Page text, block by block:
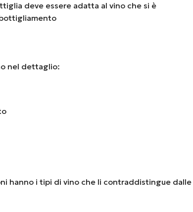
deve essere adatta al vino che si è
nel dettaglio:
hanno i tipi di vino che li contraddistingue dalle